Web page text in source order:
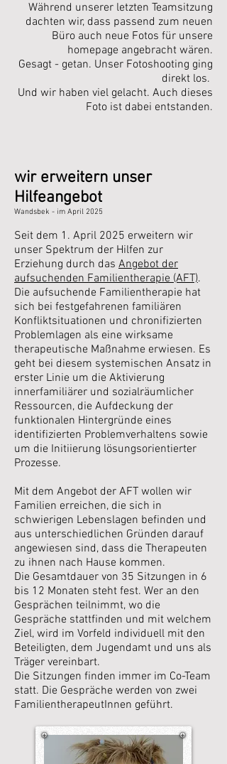
Während unserer letzten Teamsitzung
dachten wir, dass passend zum neuen
Büro auch neue Fotos für unsere
homepage angebracht wären.
Gesagt - getan. Unser Fotoshooting ging
direkt los.
Und wir haben viel gelacht. Auch dieses
Foto ist dabei entstanden.
wir erweitern unser
Hilfeangebot
Wandsbek - im April 2025
Seit dem 1. April 2025 erweitern wir
unser Spektrum der Hilfen zur
Erziehung durch das Angebot der
aufsuchenden Familientherapie (AFT).
Die aufsuchende Familientherapie hat
sich bei festgefahrenen familiären
Konfliktsituationen und chronifizierten
Problemlagen als eine wirksame
therapeutische Maßnahme erwiesen. Es
geht bei diesem systemischen Ansatz in
erster Linie um die Aktivierung
innerfamiliärer und sozialräumlicher
Ressourcen, die Aufdeckung der
funktionalen Hintergründe eines
identifizierten Problemverhaltens sowie
um die Initiierung lösungsorientierter
Prozesse.
Mit dem Angebot der AFT wollen wir
Familien erreichen, die sich in
schwierigen Lebenslagen befinden und
aus unterschiedlichen Gründen darauf
angewiesen sind, dass die Therapeuten
zu ihnen nach Hause kommen.
Die Gesamtdauer von 35 Sitzungen in 6
bis 12 Monaten steht fest. Wer an den
Gesprächen teilnimmt, wo die
Gespräche stattfinden und mit welchem
Ziel, wird im Vorfeld individuell mit den
Beteiligten, dem Jugendamt und uns als
Träger vereinbart.
Die Sitzungen finden immer im Co-Team
statt. Die Gespräche werden von zwei
FamilientherapeutInnen geführt.